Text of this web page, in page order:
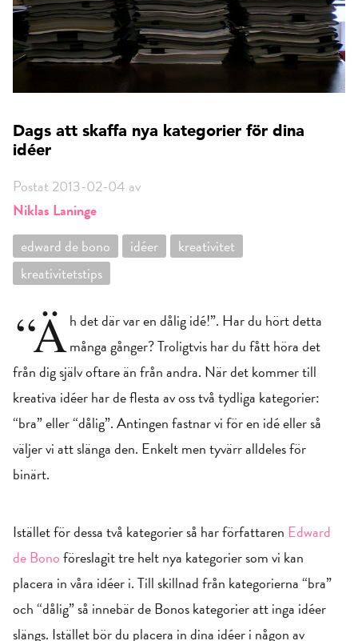
Dags att skaffa nya kategorier för dina
idéer
Postat 2013-02-04 av
Niklas Laninge
edward de bono
idéer
kreativitet
kreativitetstips
“Äh det där var en dålig idé!”. Har du hört detta
många gånger? Troligtvis har du fått höra det
från dig själv oftare än från andra. När det kommer till
kreativa idéer har de flesta av oss två tydliga kategorier:
“bra” eller “dålig”. Antingen fastnar vi för en idé eller så
väljer vi att slänga den. Enkelt men tyvärr alldeles för
binärt.
Istället för dessa två kategorier så har författaren Edward
de Bonoföreslagit tre helt nya kategorier som vi kan
placera in våra idéer i. Till skillnad från kategorierna “bra”
och “dålig” så innebär de Bonos kategorier att inga idéer
slängs. Istället bör du placera in dina idéer i någon av